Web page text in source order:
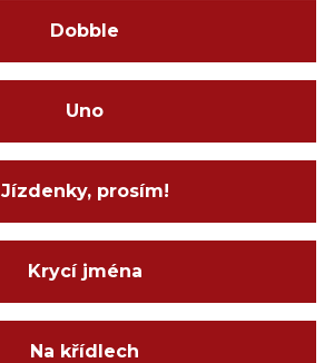
Dobble
Uno
Jízdenky, prosím!
Krycí jména
Na křídlech